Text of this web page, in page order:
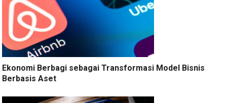
Ekonomi Berbagi sebagai Transformasi Model Bisnis
Berbasis Aset